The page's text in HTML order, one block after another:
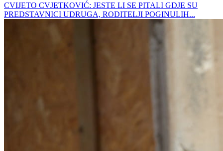
CVIJETO CVJETKOVIĆ: JESTE LI SE PITALI GDJE SU
PREDSTAVNICI UDRUGA, RODITELJI POGINULIH...